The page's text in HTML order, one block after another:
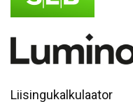
Liisingukalkulaator